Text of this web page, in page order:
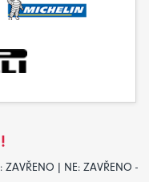
ZAVŘENO | NE: ZAVŘENO -